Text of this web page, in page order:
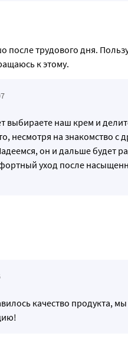
трудового дня.
к этому.
выбираете наш крем и
несмотря на знакомство с
он и дальше будет
уход после
качество продукта,